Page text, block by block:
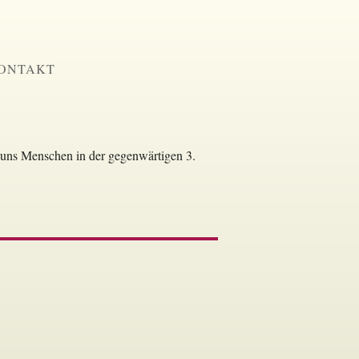
Menschen in der gegenwärtigen 3.